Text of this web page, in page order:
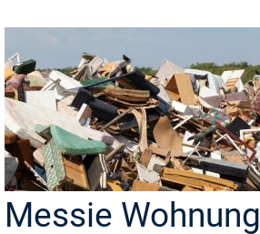
Messie Wohnung